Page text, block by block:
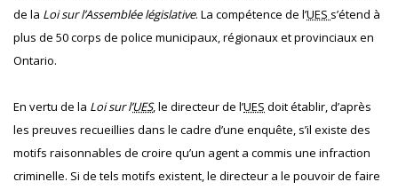
de la Loi sur l’Assemblée législative. La compétence de l’UES s’étend à
plus de 50 corps de police municipaux, régionaux et provinciaux en
Ontario.
En vertu de la Loi sur l’UES, le directeur de l’UES doit établir, d’après
les preuves recueillies dans le cadre d’une enquête, s’il existe des
motifs raisonnables de croire qu’un agent a commis une infraction
criminelle. Si de tels motifs existent, le directeur a le pouvoir de faire